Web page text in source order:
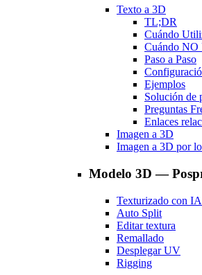
Texto a 3D
TL;DR
Cuándo
Cuándo NO
Paso a Paso
Ejemplos
Solución de
Preguntas
Enlaces
Imagen a 3D
Imagen a 3D por
Modelo 3D —
Texturizado con IA
Auto Split
Editar textura
Remallado
Desplegar UV
Rigging